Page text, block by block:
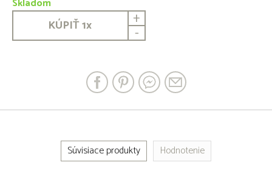
Skladom
KÚPIŤ1x +
-
Súvisiace produkty Hodnotenie